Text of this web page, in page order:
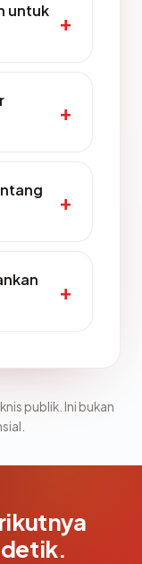
untuk
publik. Ini bukan